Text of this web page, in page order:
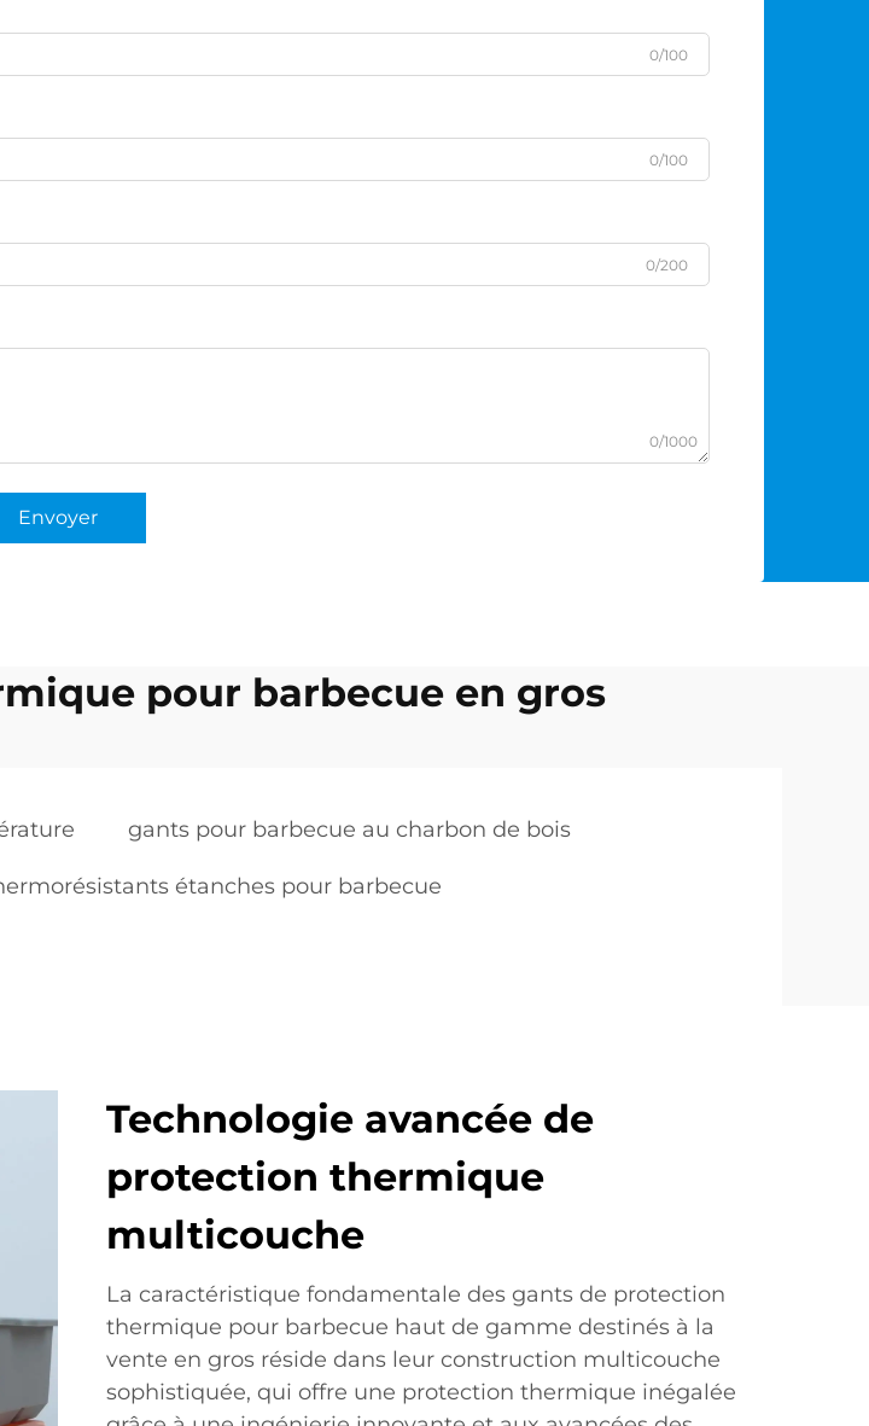
0/100
0/100
0/200
0/1000
Envoyer
pour barbecue en gros
gants pour barbecue au charbon de bois
étanches pour barbecue
Technologie avancée de
protection thermique
multicouche
La caractéristique fondamentale des gants de protection
thermique pour barbecue haut de gamme destinés à la
vente en gros réside dans leur construction multicouche
sophistiquée, qui offre une protection thermique inégalée